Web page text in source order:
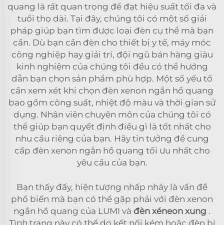
quang là rất quan trọng để đạt hiệu suất tối đa và
tuổi thọ dài. Tại đây, chúng tôi có một số giải
pháp giúp bạn tìm được loại đèn cụ thể mà bạn
cần. Dù bạn cần đèn cho thiết bị y tế, máy móc
công nghiệp hay giải trí, đội ngũ bán hàng giàu
kinh nghiệm của chúng tôi đều có thể hướng
dẫn bạn chọn sản phẩm phù hợp. Một số yếu tố
cần xem xét khi chọn đèn xenon ngắn hồ quang
bao gồm công suất, nhiệt độ màu và thời gian sử
dụng. Nhân viên chuyên môn của chúng tôi có
thể giúp bạn quyết định điều gì là tốt nhất cho
nhu cầu riêng của bạn. Hãy tin tưởng để cung
cấp đèn xenon ngắn hồ quang tối ưu nhất cho
yêu cầu của bạn.
Bạn thấy đấy, hiện tượng nhấp nháy là vấn đề
phổ biến mà bạn có thể gặp phải với đèn xenon
ngắn hồ quang của LUMI và đèn xéneon xung .
Tình trạng này có thể do kết nối kém hoặc đèn bị